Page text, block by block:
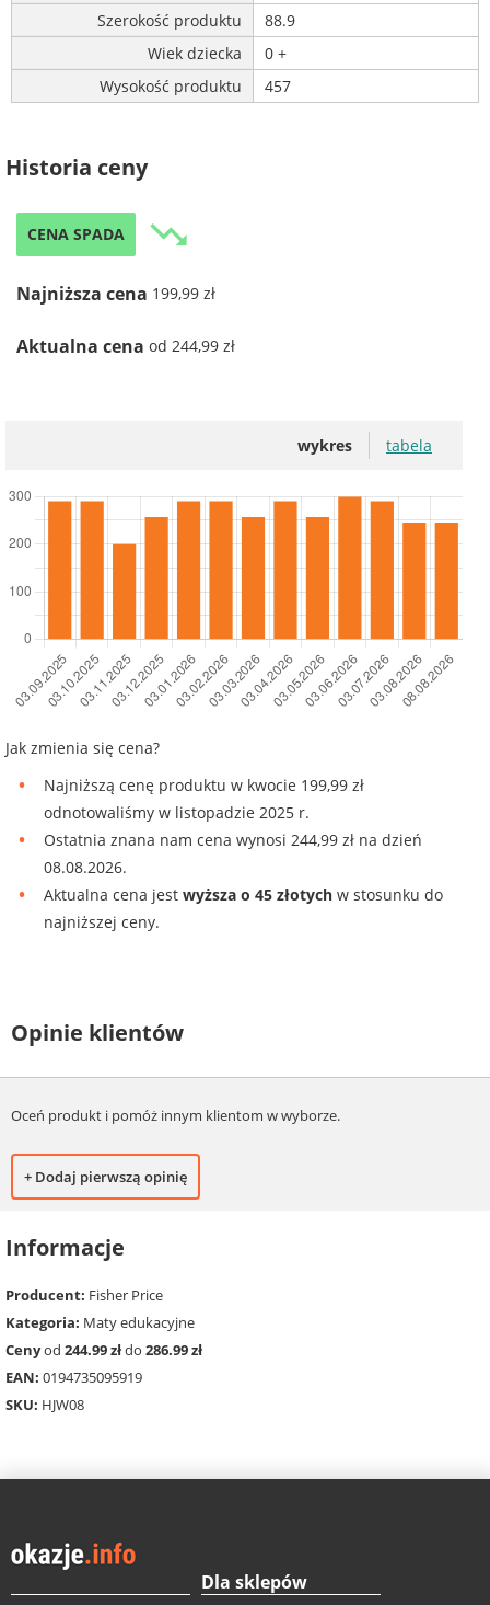
Szerokość produktu
88.9
Wiek dziecka
0 +
Wysokość produktu
457
Historia ceny
CENA SPADA trending_down
Najniższa cena 199,99 zł
Aktualna cena od 244,99 zł
wykres tabela
Jak zmienia się cena?
Najniższą cenę produktu w kwocie 199,99 zł
odnotowaliśmy w listopadzie 2025 r.
Ostatnia znana nam cena wynosi 244,99 zł na dzień
08.08.2026.
Aktualna cena jest wyższa o 45 złotych w stosunku do
najniższej ceny.
Opinie klientów
Oceń produkt i pomóż innym klientom w wyborze.
+ Dodaj pierwszą opinię
Informacje
Producent: Fisher Price
Kategoria: Maty edukacyjne
Cenyod 244.99 złdo 286.99 zł
EAN: 0194735095919
SKU: HJW08
Dla sklepów